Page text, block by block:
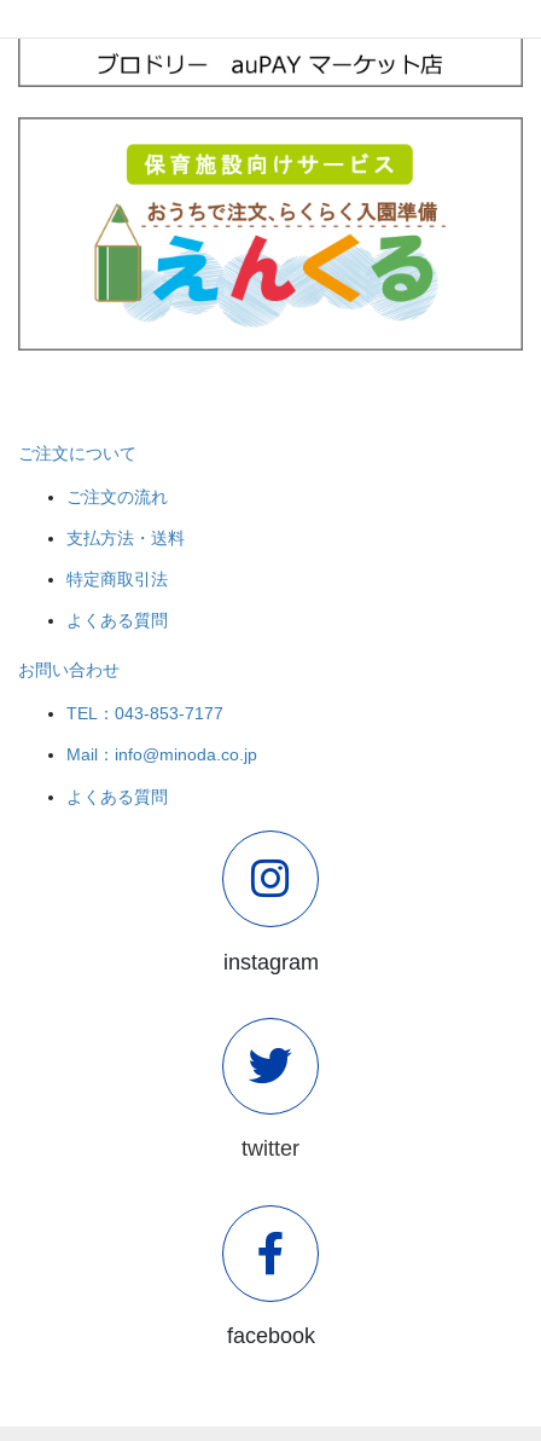
ご注文について
ご注文の流れ
支払方法・送料
特定商取引法
よくある質問
お問い合わせ
TEL：043-853-7177
Mail：info@minoda.co.jp
よくある質問
instagram
twitter
facebook